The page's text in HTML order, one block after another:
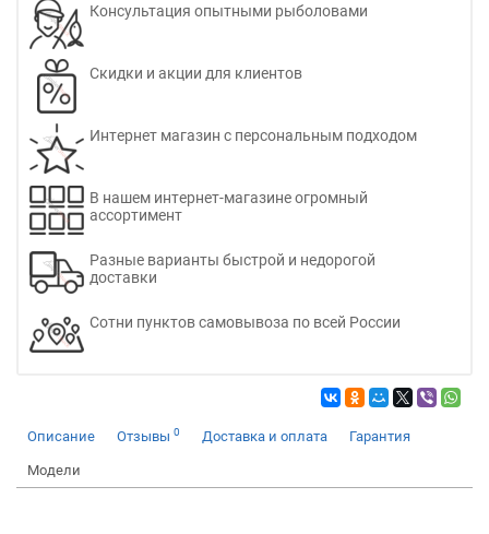
Консультация опытными рыболовами
Скидки и акции для клиентов
Интернет магазин с персональным подходом
В нашем интернет-магазине огромный
ассортимент
Разные варианты быстрой и недорогой
доставки
Сотни пунктов самовывоза по всей России
Описание Отзывы 0 Доставка и оплата Гарантия
Модели